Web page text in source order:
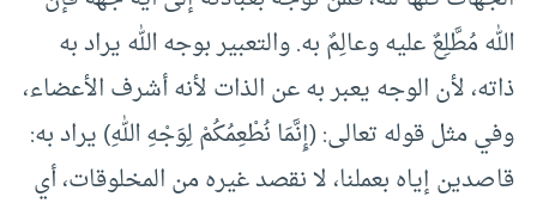
الله مُطَّلِعٌ عليه وعالِمٌ به. والتعبير بوجه الله يراد به
ذاته، لأن الوجه يعبر به عن الذات لأنه أشرف الأعضاء،
وفي مثل قوله تعالى: (إِنَّمَا نُطْعِمُكُمْ لِوَجْهِ اللهِ) يراد به:
قاصدين إياه بعملنا، لا نقصد غيره من المخلوقات، أي